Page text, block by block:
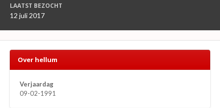
LAATST BEZOCHT
12 juli 2017
Over hellum
Verjaardag
09-02-1991